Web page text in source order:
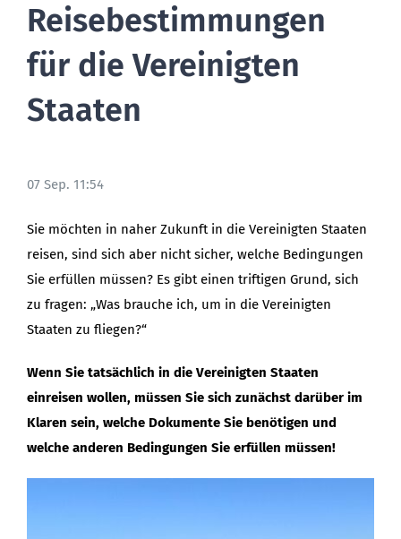
Reisebestimmungen
für die Vereinigten
Staaten
07 Sep. 11:54
Sie möchten in naher Zukunft in die Vereinigten Staaten
reisen, sind sich aber nicht sicher, welche Bedingungen
Sie erfüllen müssen? Es gibt einen triftigen Grund, sich
zu fragen: „Was brauche ich, um in die Vereinigten
Staaten zu fliegen?“
Wenn Sie tatsächlich in die Vereinigten Staaten
einreisen wollen, müssen Sie sich zunächst darüber im
Klaren sein, welche Dokumente Sie benötigen und
welche anderen Bedingungen Sie erfüllen müssen!